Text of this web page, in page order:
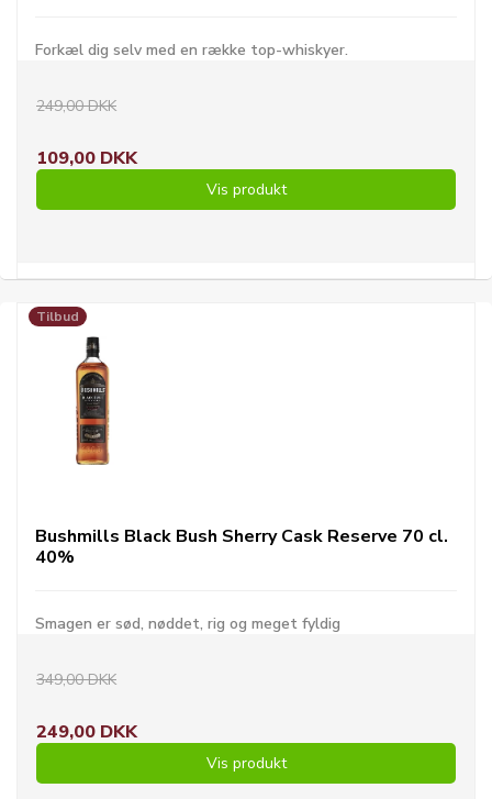
Forkæl dig selv med en række top-whiskyer.
249,00 DKK
109,00 DKK
Vis produkt
Tilbud
Bushmills Black Bush Sherry Cask Reserve 70 cl.
40%
Smagen er sød, nøddet, rig og meget fyldig
349,00 DKK
249,00 DKK
Vis produkt